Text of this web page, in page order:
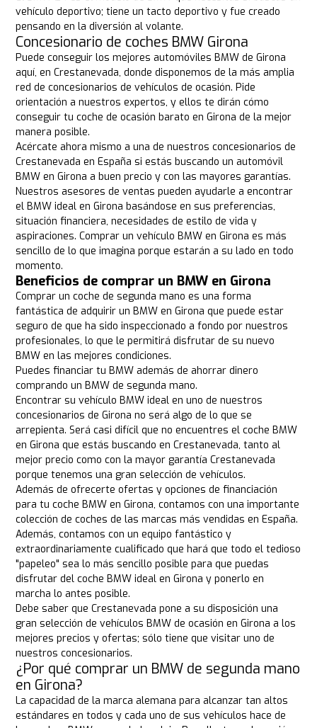
vehículo deportivo; tiene un tacto deportivo y fue creado
pensando en la diversión al volante.
Concesionario de coches BMW Girona
Puede conseguir los mejores automóviles BMW de Girona
aquí, en Crestanevada, donde disponemos de la más amplia
red de concesionarios de vehículos de ocasión. Pide
orientación a nuestros expertos, y ellos te dirán cómo
conseguir tu coche de ocasión barato en Girona de la mejor
manera posible.
Acércate ahora mismo a una de nuestros concesionarios de
Crestanevada en España si estás buscando un automóvil
BMW en Girona a buen precio y con las mayores garantías.
Nuestros asesores de ventas pueden ayudarle a encontrar
el BMW ideal en Girona basándose en sus preferencias,
situación financiera, necesidades de estilo de vida y
aspiraciones. Comprar un vehículo BMW en Girona es más
sencillo de lo que imagina porque estarán a su lado en todo
momento.
Beneficios de comprar un BMW en Girona
Comprar un coche de segunda mano es una forma
fantástica de adquirir un BMW en Girona que puede estar
seguro de que ha sido inspeccionado a fondo por nuestros
profesionales, lo que le permitirá disfrutar de su nuevo
BMW en las mejores condiciones.
Puedes financiar tu BMW además de ahorrar dinero
comprando un BMW de segunda mano.
Encontrar su vehículo BMW ideal en uno de nuestros
concesionarios de Girona no será algo de lo que se
arrepienta. Será casi difícil que no encuentres el coche BMW
en Girona que estás buscando en Crestanevada, tanto al
mejor precio como con la mayor garantía Crestanevada
porque tenemos una gran selección de vehículos.
Además de ofrecerte ofertas y opciones de financiación
para tu coche BMW en Girona, contamos con una importante
colección de coches de las marcas más vendidas en España.
Además, contamos con un equipo fantástico y
extraordinariamente cualificado que hará que todo el tedioso
"papeleo" sea lo más sencillo posible para que puedas
disfrutar del coche BMW ideal en Girona y ponerlo en
marcha lo antes posible.
Debe saber que Crestanevada pone a su disposición una
gran selección de vehículos BMW de ocasión en Girona a los
mejores precios y ofertas; sólo tiene que visitar uno de
nuestros concesionarios.
¿Por qué comprar un BMW de segunda mano
en Girona?
La capacidad de la marca alemana para alcanzar tan altos
estándares en todos y cada uno de sus vehículos hace de